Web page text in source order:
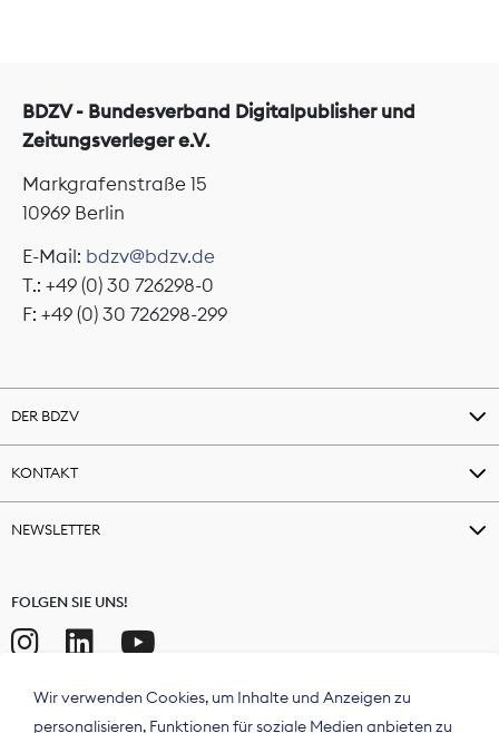
BDZV - Bundesverband Digitalpublisher und
Zeitungsverleger e.V.
Markgrafenstraße 15
10969 Berlin
E-Mail: bdzv@bdzv.de
T.: +49 (0) 30 726298-0
F: +49 (0) 30 726298-299
DER BDZV
KONTAKT
NEWSLETTER
FOLGEN SIE UNS!
Wir verwenden Cookies, um Inhalte und Anzeigen zu
personalisieren, Funktionen für soziale Medien anbieten zu